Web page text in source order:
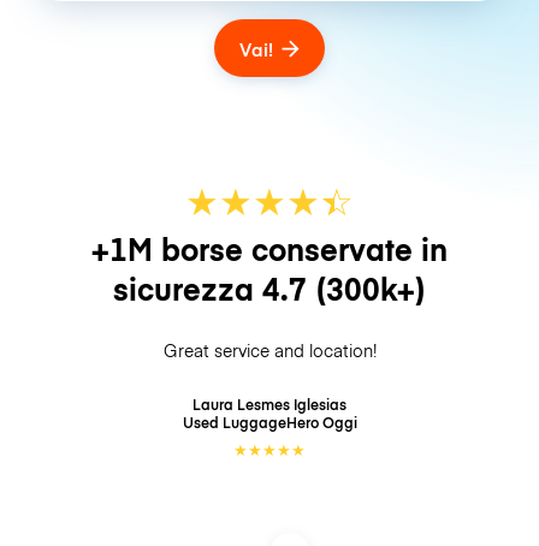
Vai!
★★★★☆
★
+1M borse conservate in
sicurezza 4.7 (300k+)
Great service and location!
Laura Lesmes Iglesias
Used LuggageHeroOggi
★★★★★